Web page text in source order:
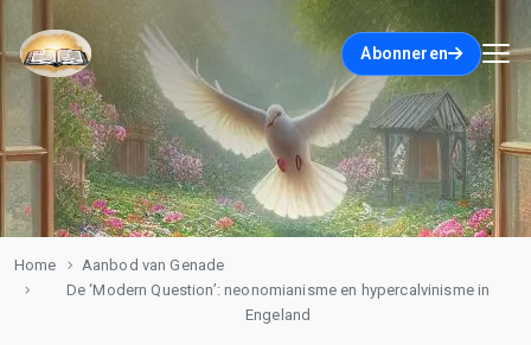
Abonneren
Home
Aanbod van Genade
De ‘Modern Question’: neonomianisme en hypercalvinisme in
Engeland